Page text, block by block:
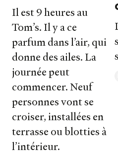
Nos
Nos
Il est 9 heures au
Tom’s. Il y a ce
parfum dans l’air, qui
donne des ailes. La
journée peut
commencer. Neuf
personnes vont se
croiser, installées en
terrasse ou blotties à
l’intérieur.